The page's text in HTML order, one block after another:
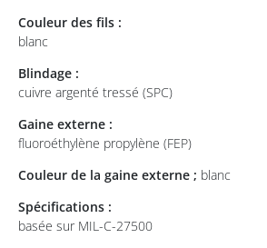
Couleur des fils :
blanc
Blindage :
cuivre argenté tressé (SPC)
Gaine externe :
fluoroéthylène propylène (FEP)
Couleur de la gaine externe ; blanc
Spécifications :
basée sur MIL-C-27500